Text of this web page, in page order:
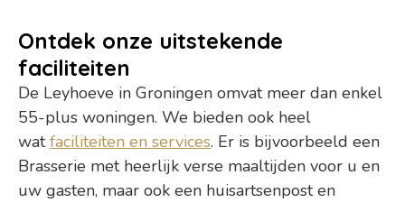
Ontdek onze uitstekende
faciliteiten
De Leyhoeve in Groningen omvat meer dan enkel
55-plus woningen. We bieden ook heel
watfaciliteiten en services. Er is bijvoorbeeld een
Brasserie met heerlijk verse maaltijden voor u en
uw gasten, maar ook een huisartsenpost en